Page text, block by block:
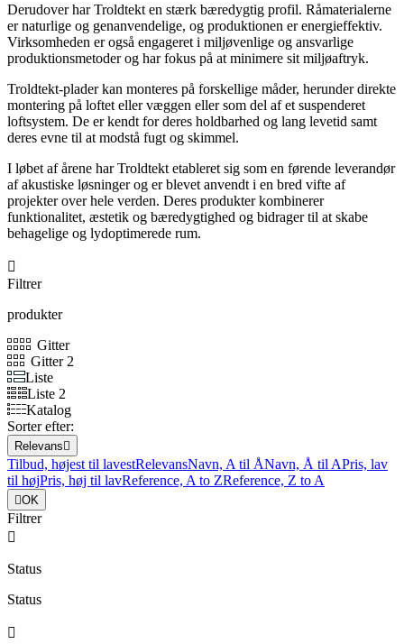
Derudover har Troldtekt en stærk bæredygtig profil. Råmaterialerne
er naturlige og genanvendelige, og produktionen er energieffektiv.
Virksomheden er også engageret i miljøvenlige og ansvarlige
produktionsmetoder og har fokus på at minimere sit miljøaftryk.
Troldtekt-plader kan monteres på forskellige måder, herunder direkte
montering på loftet eller væggen eller som del af et suspenderet
loftsystem. De er kendt for deres holdbarhed og lang levetid samt
deres evne til at modstå fugt og skimmel.
I løbet af årene har Troldtekt etableret sig som en førende leverandør
af akustiske løsninger og er blevet anvendt i en bred vifte af
projekter over hele verden. Deres produkter kombinerer
funktionalitet, æstetik og bæredygtighed og bidrager til at skabe
behagelige og lydoptimerede rum.

Filtrer
produkter
Gitter
Gitter 2
Liste
Liste 2
Katalog
Sorter efter:
Relevans
Tilbud, højest til lavestRelevansNavn, A til ÅNavn, Å til APris, lav
til højPris, høj til lavReference, A to ZReference, Z to A
OK
Filtrer

Status
Status
